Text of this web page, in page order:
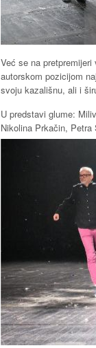
Već se na
autorskom pozicijom
svoju kazališnu, ali i
U predstavi glume:
Nikolina Prkačin,